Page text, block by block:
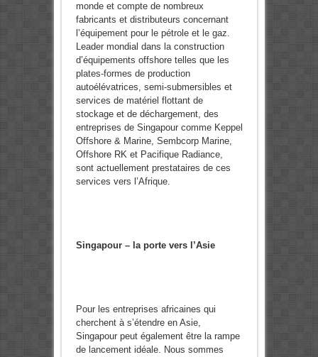
monde et compte de nombreux
fabricants et distributeurs concernant
l’équipement pour le pétrole et le gaz.
Leader mondial dans la construction
d’équipements offshore telles que les
plates-formes de production
autoélévatrices, semi-submersibles et
services de matériel flottant de
stockage et de déchargement, des
entreprises de Singapour comme Keppel
Offshore & Marine, Sembcorp Marine,
Offshore RK et Pacifique Radiance,
sont actuellement prestataires de ces
services vers l’Afrique.
Singapour – la porte vers l’Asie
Pour les entreprises africaines qui
cherchent à s’étendre en Asie,
Singapour peut également être la rampe
de lancement idéale. Nous sommes